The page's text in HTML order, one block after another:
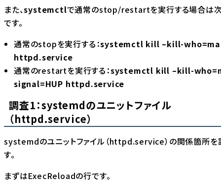
また、systemctlで通常のstop/restartを実行する場合は
です。
通常のstopを実行する：systemctl kill –kill-
httpd.service
通常のrestartを実行する：systemctl kill –kill-
signal=HUP httpd.service
調査1：systemdのユニットファイル
（httpd.service）
systemdのユニットファイル（httpd.service）の関係箇所を
す。
まずはExecReloadの行です。